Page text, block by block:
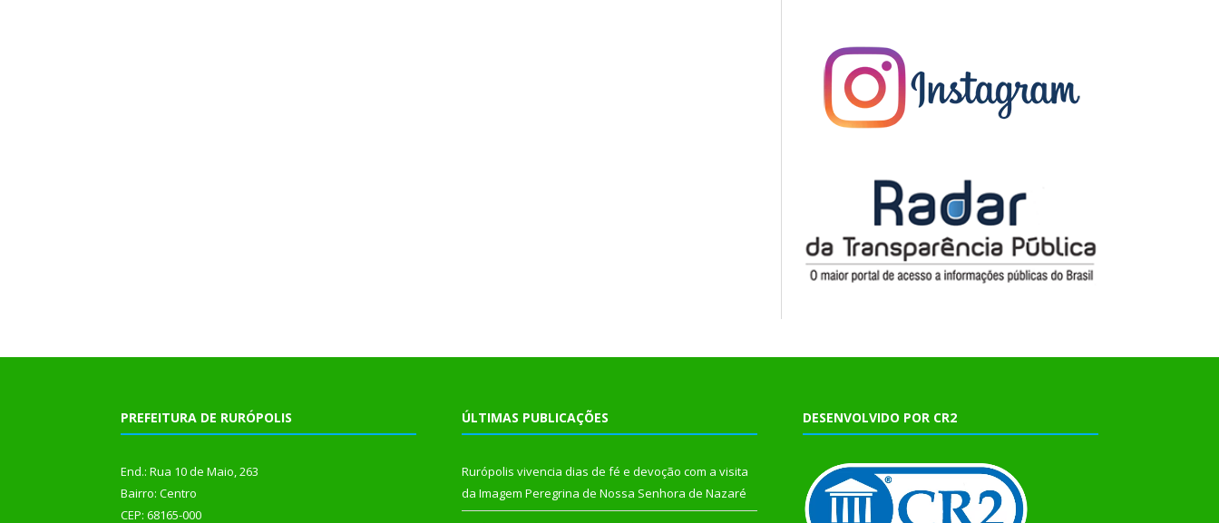
PREFEITURA DE RURÓPOLIS
End.: Rua 10 de Maio, 263
Bairro: Centro
CEP: 68165-000
ÚLTIMAS PUBLICAÇÕES
Rurópolis vivencia dias de fé e devoção com a visita
da Imagem Peregrina de Nossa Senhora de Nazaré
DESENVOLVIDO POR CR2